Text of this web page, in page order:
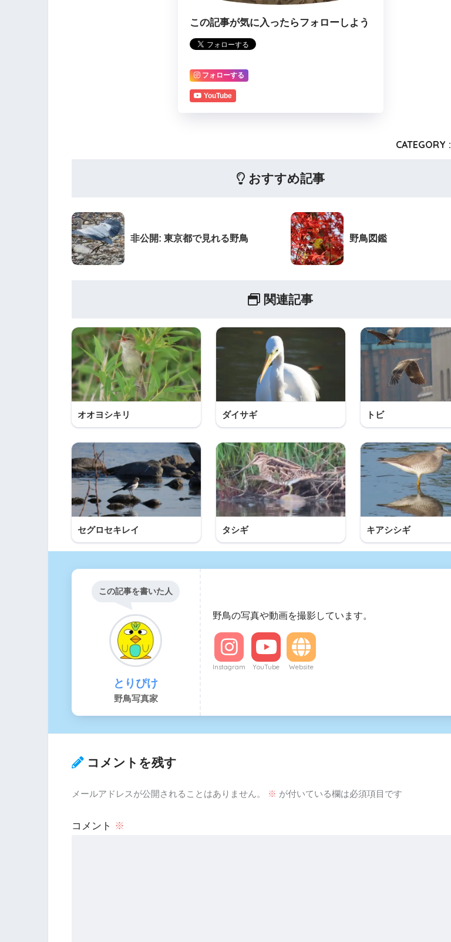
この記事が気に入ったらフォローしよう
フォローする
YouTube
CATEGORY :
おすすめ記事
非公開: 東京都で見れる野鳥 野鳥図鑑
関連記事
オオヨシキリ ダイサギ トビ
セグロセキレイ タシギ キアシシギ
この記事を書いた人
とりぴけ
野鳥写真家
野鳥の写真や動画を撮影しています。
Instagram YouTube Website
コメントを残す
メールアドレスが公開されることはありません。 ※ が付いている欄は必須項目です
コメント ※